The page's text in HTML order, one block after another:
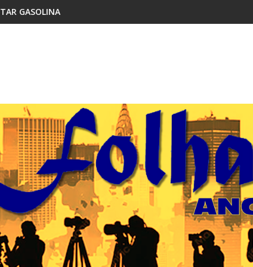
CABINDA, TERRITÓRIO SEM PAZ E A FLEC-FAC LÁ ESTÁ… DE PÉ